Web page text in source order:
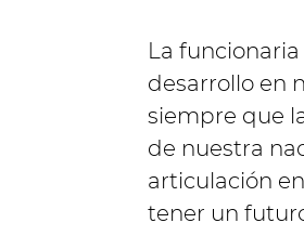
La
desarrollo en
siempre que
de nuestra
articulación
tener un